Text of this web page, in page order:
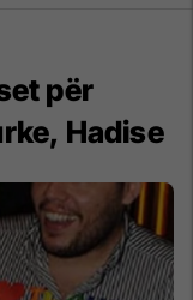
për
Hadise